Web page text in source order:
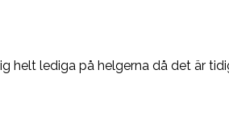
helt lediga på helgerna då det är